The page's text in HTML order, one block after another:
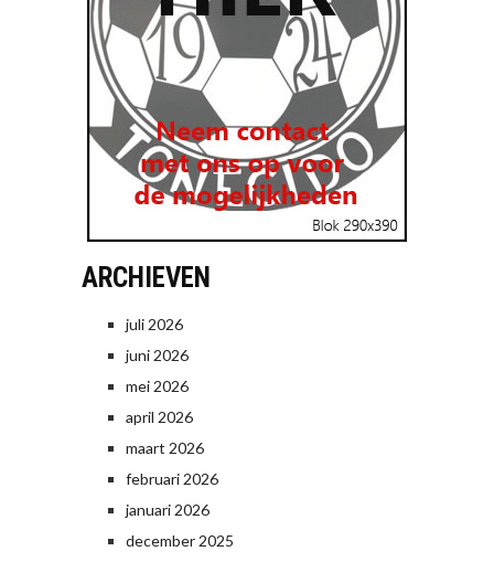
ARCHIEVEN
juli 2026
juni 2026
mei 2026
april 2026
maart 2026
februari 2026
januari 2026
december 2025